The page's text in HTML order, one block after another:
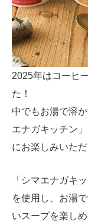
2025年はコーヒ
た！
中でもお湯で溶
エナガキッチン
にお楽しみいただ
「シマエナガキ
を使用し、お湯
いスープを楽し